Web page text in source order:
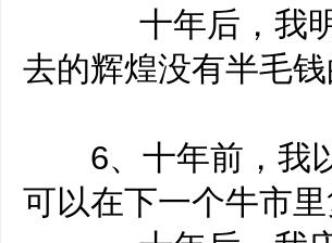
十年后，我明白
去的辉煌没有半毛钱
6、十年前，我以
可以在下一个牛市里